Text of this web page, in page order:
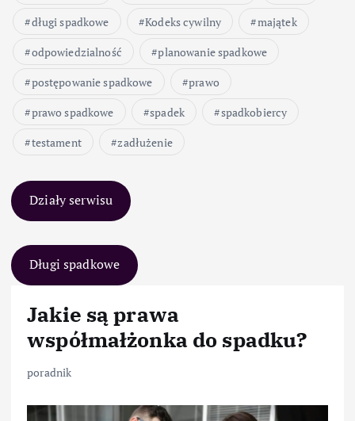
długi spadkowe
Kodeks cywilny
majątek
odpowiedzialność
planowanie spadkowe
postępowanie spadkowe
prawo
prawo spadkowe
spadek
spadkobiercy
testament
zadłużenie
Działy serwisu
Długi spadkowe
Jakie są prawa
współmałżonka do spadku?
poradnik